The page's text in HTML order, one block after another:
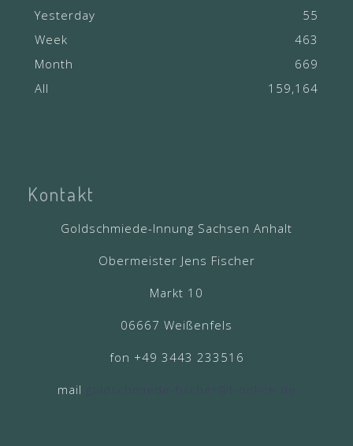
Yesterday
55
Week
463
Month
669
All
159,164
Kontakt
Goldschmiede-Innung Sachsen Anhalt
Obermeister Jens Fischer
Markt 10
06667 Weißenfels
fon +49 3443 233516
mail